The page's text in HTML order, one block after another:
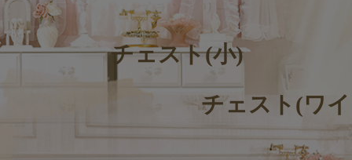
チェスト(小)
チェスト(ワ